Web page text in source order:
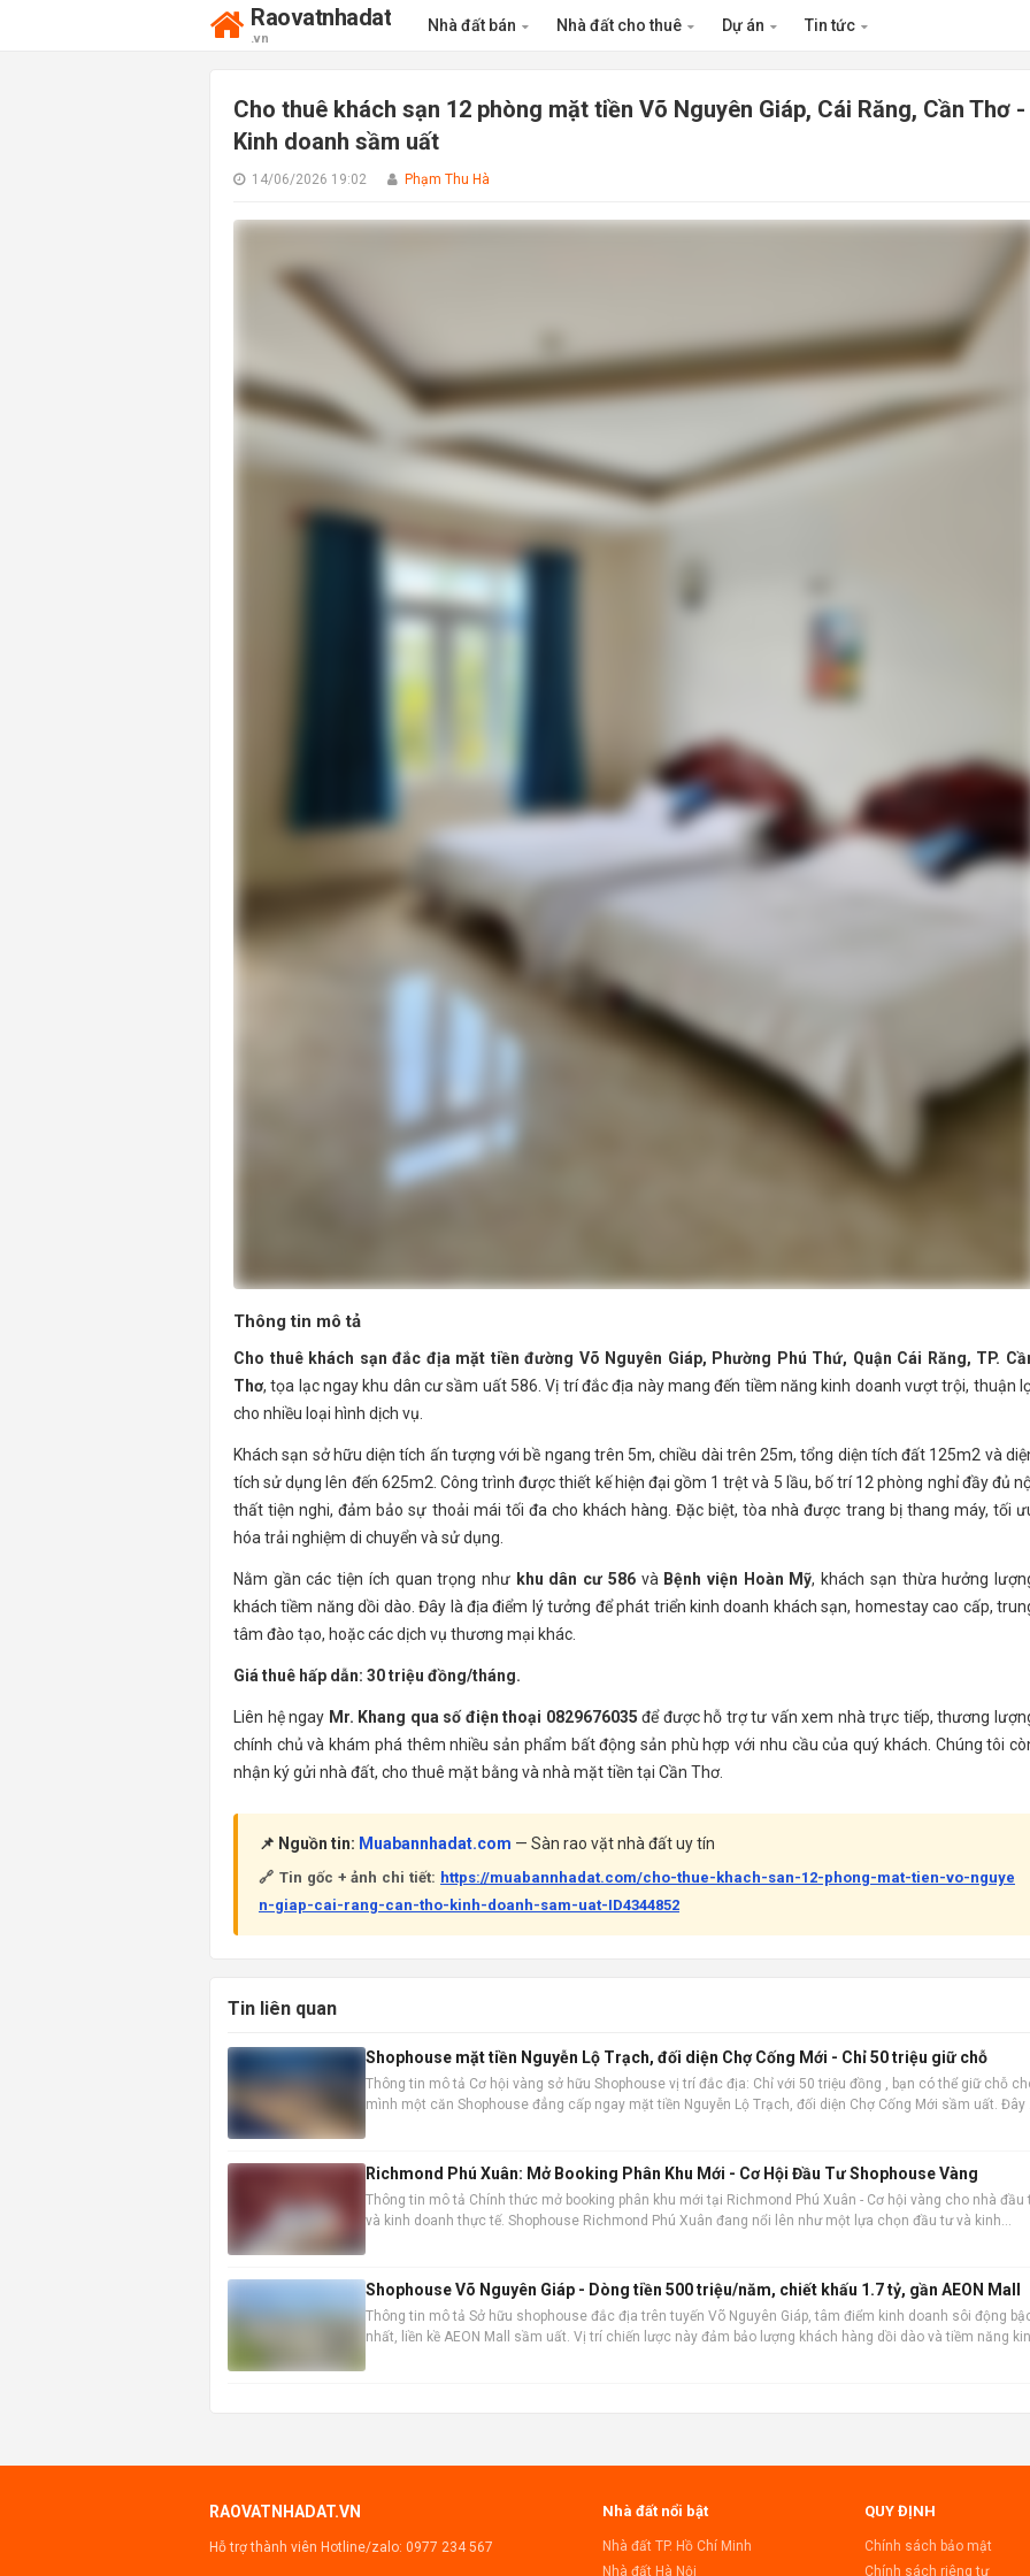
Raovatnhadat
.vn
Nhà đất bán Nhà đất cho thuê Dự án Tin tức
Cho thuê khách sạn 12 phòng mặt tiền Võ Nguyên Giáp, Cái Răng, Cần Thơ -
Kinh doanh sầm uất
14/06/2026 19:02 Phạm Thu Hà
Thông tin mô tả
Cho thuê khách sạn đắc địa mặt tiền đường Võ Nguyên Giáp, Phường Phú Thứ, Quận Cái Răng, TP.
Thơ, tọa lạc ngay khu dân cư sầm uất 586. Vị trí đắc địa này mang đến tiềm năng kinh doanh vượt trội, thuận
cho nhiều loại hình dịch vụ.
Khách sạn sở hữu diện tích ấn tượng với bề ngang trên 5m, chiều dài trên 25m, tổng diện tích đất 125m2 và
tích sử dụng lên đến 625m2. Công trình được thiết kế hiện đại gồm 1 trệt và 5 lầu, bố trí 12 phòng nghỉ đầy đủ
thất tiện nghi, đảm bảo sự thoải mái tối đa cho khách hàng. Đặc biệt, tòa nhà được trang bị thang máy, tối
hóa trải nghiệm di chuyển và sử dụng.
Nằm gần các tiện ích quan trọng như khu dân cư 586và Bệnh viện Hoàn Mỹ, khách sạn thừa hưởng
khách tiềm năng dồi dào. Đây là địa điểm lý tưởng để phát triển kinh doanh khách sạn, homestay cao cấp,
tâm đào tạo, hoặc các dịch vụ thương mại khác.
Giá thuê hấp dẫn: 30 triệu đồng/tháng.
Liên hệ ngay Mr. Khang qua số điện thoại 0829676035 để được hỗ trợ tư vấn xem nhà trực tiếp, thương
chính chủ và khám phá thêm nhiều sản phẩm bất động sản phù hợp với nhu cầu của quý khách. Chúng tôi
nhận ký gửi nhà đất, cho thuê mặt bằng và nhà mặt tiền tại Cần Thơ.
📌 Nguồn tin: Muabannhadat.com — Sàn rao vặt nhà đất uy tín
🔗 Tin gốc + ảnh chi tiết: https://muabannhadat.com/cho-thue-khach-san-12-phong-mat-tien-vo-nguye
n-giap-cai-rang-can-tho-kinh-doanh-sam-uat-ID4344852
Tin liên quan
Shophouse mặt tiền Nguyễn Lộ Trạch, đối diện Chợ Cống Mới - Chỉ 50 triệu giữ chỗ
Thông tin mô tả Cơ hội vàng sở hữu Shophouse vị trí đắc địa: Chỉ với 50 triệu đồng , bạn có thể giữ chỗ
mình một căn Shophouse đẳng cấp ngay mặt tiền Nguyễn Lộ Trạch, đối diện Chợ Cống Mới sầm uất. Đây
Richmond Phú Xuân: Mở Booking Phân Khu Mới - Cơ Hội Đầu Tư Shophouse Vàng
Thông tin mô tả Chính thức mở booking phân khu mới tại Richmond Phú Xuân - Cơ hội vàng cho nhà đầu
và kinh doanh thực tế. Shophouse Richmond Phú Xuân đang nổi lên như một lựa chọn đầu tư và kinh
Shophouse Võ Nguyên Giáp - Dòng tiền 500 triệu/năm, chiết khấu 1.7 tỷ, gần AEON Mall
Thông tin mô tả Sở hữu shophouse đắc địa trên tuyến Võ Nguyên Giáp, tâm điểm kinh doanh sôi động
nhất, liền kề AEON Mall sầm uất. Vị trí chiến lược này đảm bảo lượng khách hàng dồi dào và tiềm năng
RAOVATNHADAT.VN
Hỗ trợ thành viên Hotline/zalo: 0977 234 567
Nhà đất nổi bật
Nhà đất TP. Hồ Chí Minh
Nhà đất Hà Nội
QUY ĐỊNH
Chính sách bảo mật
Chính sách riêng tư